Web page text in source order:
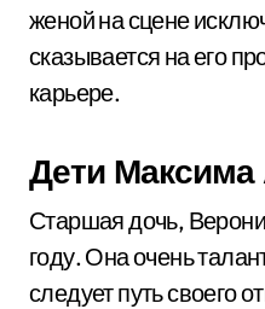
женой на сцене
сказывается на его
карьере.
Дети Максима
Старшая дочь,
году. Она очень
следует путь своего